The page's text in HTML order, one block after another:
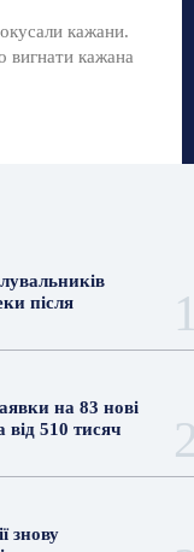
кажани.
вигнати кажана
після
на 83 нові
510 тисяч
знову